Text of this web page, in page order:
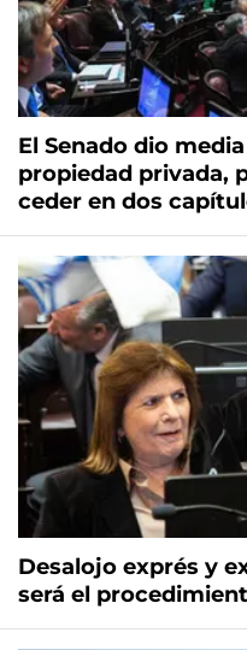
El Senado dio
propiedad privada,
ceder en dos
Desalojo exprés y
será el